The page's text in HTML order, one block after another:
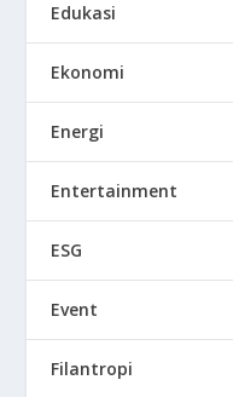
Edukasi
Ekonomi
Energi
Entertainment
ESG
Event
Filantropi